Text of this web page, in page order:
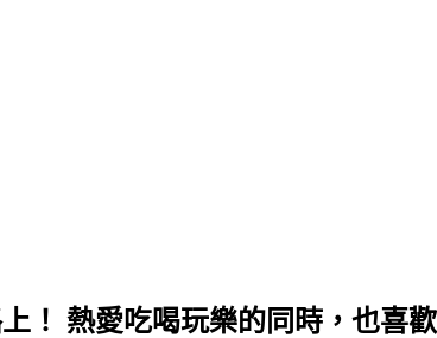
！ 熱愛吃喝玩樂的同時，也喜